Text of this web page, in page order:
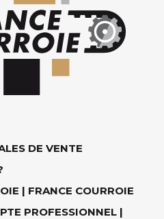
DE VENTE
| FRANCE COURROIE
PROFESSIONNEL |